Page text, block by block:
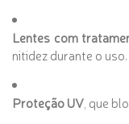
Lentes com
nitidez durante o uso.
Proteção UV , que